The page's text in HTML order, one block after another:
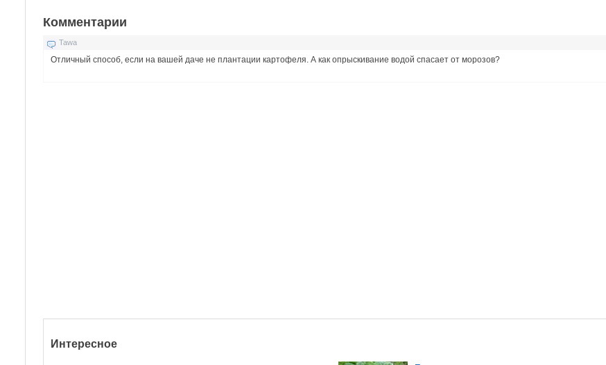
Комментарии
Tawa
Отличный способ, если на вашей даче не плантации картофеля. А как опрыскивание водой спасает от морозов?
Интересное